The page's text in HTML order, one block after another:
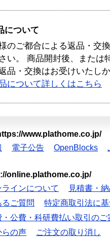
について
のご都合による返品・交
い。 商品開封後、または
品・交換はお受けいたし
について詳しくはこちら
www.plathome.co.jp/
電子公告 OpenBlocks
online.plathome.co.jp/
インについて
見積書・
るご質問
特定商取引法に
・公費・科研費払い取引のご
らの声 ご注文の取り消し